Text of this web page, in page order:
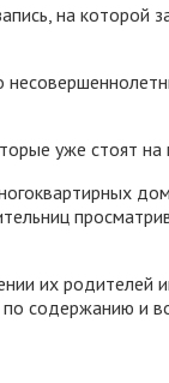
на которой
уже стоят
их родителей
содержанию и